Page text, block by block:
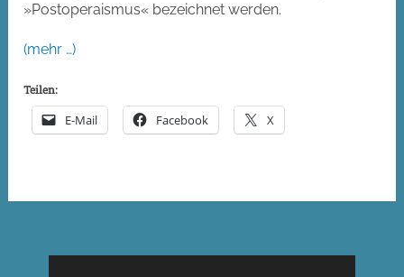
»Postoperaismus« bezeichnet werden.
(mehr …)
Teilen:
E-Mail Facebook X